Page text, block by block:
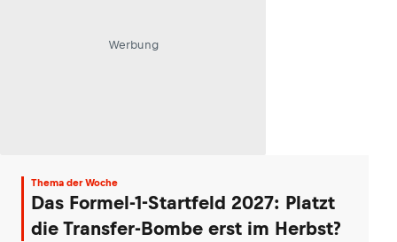
Werbung
Thema der Woche
Das Formel-1-Startfeld 2027: Platzt
die Transfer-Bombe erst im Herbst?